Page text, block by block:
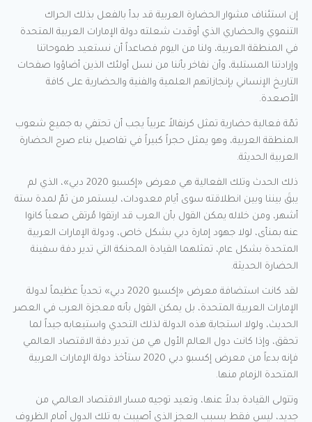
إن استئناف مشوار الحضارة العربية قد بدأ بالفعل بذلك الحراك
التنموي والحضاري الذي أوقدت شعلته دولة الإمارات العربية المتحدة
في المنطقة العربية، ولنا من اليوم فصاعداً أن نستعيد طموحاتنا
وإرادتنا المستلبة، وأن نفاخر بأننا من نسل أولئك الذين أضاؤوا صفحات
التاريخ الإنساني بإنجازاتهم العلمية والفنية والحضارية على كافة
الأصعدة.
ثمّة فعالية حضارية تمثل كرنفالاً عربياً يجب أن تحتفي به جميع شعوب
المنطقة العربية، وهو يمثل حجراً كبيراً في تفاصيل بناء صرح الحضارة
العربية الحديثة.
ذلك الحدث وتلك الفعالية هي معرض «إكسبو 2020 دبي»، الذي لم
يبقَ بيننا وبين انطلاقته سوى أيام معدودات، ليستمر من ثمّ لمدة ستة
أشهر، ومن خلاله يمكن القول بأن العرب قد ارتقوا مُرتقى صعباً كانوا
عنه بمنأى، لولا جهود إمارة دبي بشكل خاص، ودولة الإمارات العربية
المتحدة بشكل عام، تمثلهما القيادة المحنكة التي تدير دفة سفينة
الحضارة الحديثة.
لقد كانت استضافة معرض «إكسبو 2020 دبي» تحدياً عظيماً لدولة
الإمارات العربية المتحدة، بل يمكن القول بأنه معجزة العرب في العصر
الحديث، ولولا استجابة هذه الدولة لذلك التحدي واستيعابه جيداً لما
تحقق، وإذا كانت دول العالم الأول هي من تدير دفة الاقتصاد العالمي
فإنه بدءاً من معرض إكسبو دبي 2020 ستأخذ دولة الإمارات العربية
المتحدة الزمام منها.
وتتولى القيادة بدلاً عنها، وتعيد توجيه مسار الاقتصاد العالمي من
جديد، ليس فقط بسبب العجز الذي أصيبت به تلك الدول أمام الظروف